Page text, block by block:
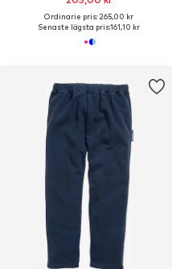
Ordinarie pris: 265,00 kr
Senaste lägsta pris:161,10 kr